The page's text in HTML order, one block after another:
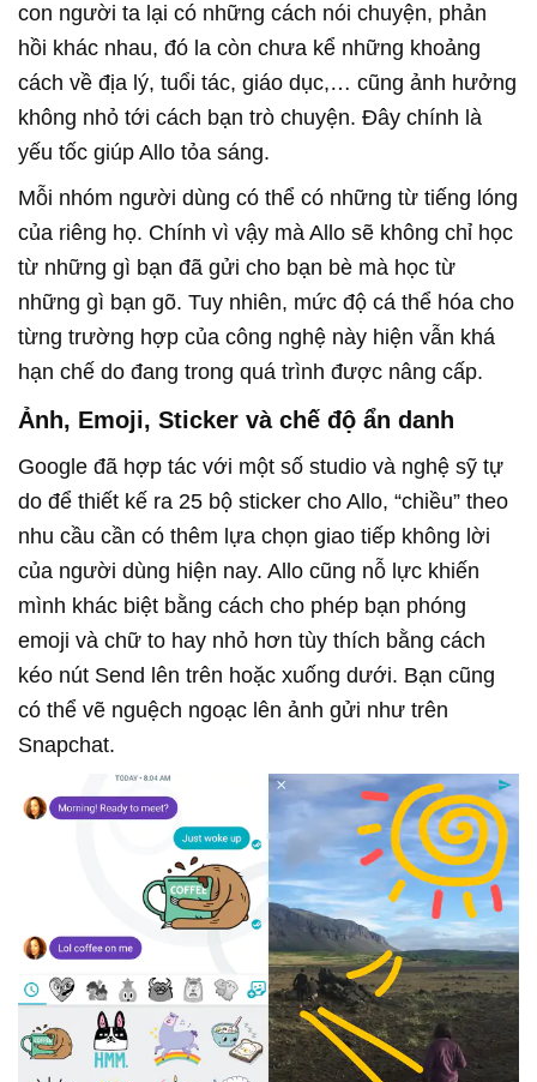
con người ta lại có những cách nói chuyện, phản
hồi khác nhau, đó la còn chưa kể những khoảng
cách về địa lý, tuổi tác, giáo dục,… cũng ảnh hưởng
không nhỏ tới cách bạn trò chuyện. Đây chính là
yếu tốc giúp Allo tỏa sáng.
Mỗi nhóm người dùng có thể có những từ tiếng lóng
của riêng họ. Chính vì vậy mà Allo sẽ không chỉ học
từ những gì bạn đã gửi cho bạn bè mà học từ
những gì bạn gõ. Tuy nhiên, mức độ cá thể hóa cho
từng trường hợp của công nghệ này hiện vẫn khá
hạn chế do đang trong quá trình được nâng cấp.
Ảnh, Emoji, Sticker và chế độ ẩn danh
Google đã hợp tác với một số studio và nghệ sỹ tự
do để thiết kế ra 25 bộ sticker cho Allo, “chiều” theo
nhu cầu cần có thêm lựa chọn giao tiếp không lời
của người dùng hiện nay. Allo cũng nỗ lực khiến
mình khác biệt bằng cách cho phép bạn phóng
emoji và chữ to hay nhỏ hơn tùy thích bằng cách
kéo nút Send lên trên hoặc xuống dưới. Bạn cũng
có thể vẽ nguệch ngoạc lên ảnh gửi như trên
Snapchat.